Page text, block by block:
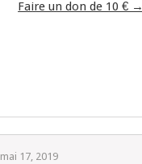
Faire un don de 10 € →
mai 17, 2019